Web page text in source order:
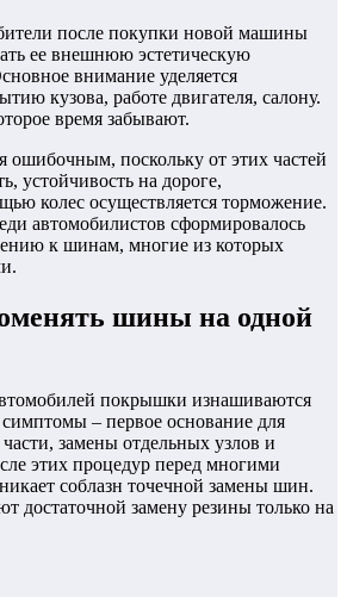
после покупки новой машины
ее внешнюю эстетическую
внимание уделяется
кузова, работе двигателя, салону.
время забывают.
ошибочным, поскольку от этих частей
устойчивость на дороге,
колес осуществляется торможение.
автомобилистов сформировалось
к шинам, многие из которых
шины на одной
покрышки изнашиваются
– первое основание для
замены отдельных узлов и
этих процедур перед многими
соблазн точечной замены шин.
достаточной замену резины только на